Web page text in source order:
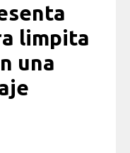
limpita
una